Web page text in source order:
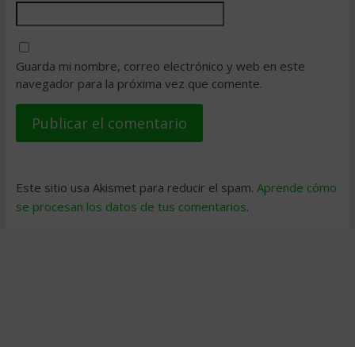
Guarda mi nombre, correo electrónico y web en este
navegador para la próxima vez que comente.
Este sitio usa Akismet para reducir el spam. Aprende cómo
se procesan los datos de tus comentarios.